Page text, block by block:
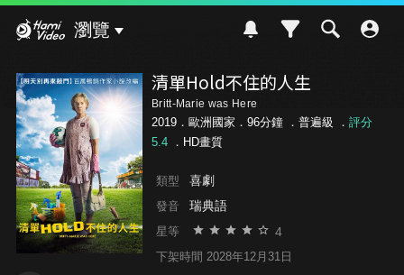
瀏覽
清單Hold不住的人生
Britt-Marie was Here
2019．歐洲國家．96分鐘 ． 普遍級 ． 評分
5.4．HD畫質
類型 喜劇
發音 瑞典語
星等 4
下架時間 2028年12月31日